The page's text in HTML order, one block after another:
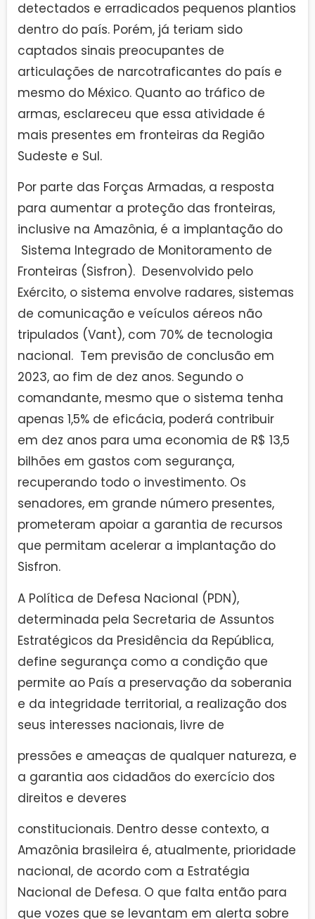
detectados e erradicados pequenos plantios
dentro do país. Porém, já teriam sido
captados sinais preocupantes de
articulações de narcotraficantes do país e
mesmo do México. Quanto ao tráfico de
armas, esclareceu que essa atividade é
mais presentes em fronteiras da Região
Sudeste e Sul.
Por parte das Forças Armadas, a resposta
para aumentar a proteção das fronteiras,
inclusive na Amazônia, é a implantação do
Sistema Integrado de Monitoramento de
Fronteiras (Sisfron). Desenvolvido pelo
Exército, o sistema envolve radares, sistemas
de comunicação e veículos aéreos não
tripulados (Vant), com 70% de tecnologia
nacional. Tem previsão de conclusão em
2023, ao fim de dez anos. Segundo o
comandante, mesmo que o sistema tenha
apenas 1,5% de eficácia, poderá contribuir
em dez anos para uma economia de R$ 13,5
bilhões em gastos com segurança,
recuperando todo o investimento. Os
senadores, em grande número presentes,
prometeram apoiar a garantia de recursos
que permitam acelerar a implantação do
Sisfron.
A Política de Defesa Nacional (PDN),
determinada pela Secretaria de Assuntos
Estratégicos da Presidência da República,
define segurança como a condição que
permite ao País a preservação da soberania
e da integridade territorial, a realização dos
seus interesses nacionais, livre de
pressões e ameaças de qualquer natureza, e
a garantia aos cidadãos do exercício dos
direitos e deveres
constitucionais. Dentro desse contexto, a
Amazônia brasileira é, atualmente, prioridade
nacional, de acordo com a Estratégia
Nacional de Defesa. O que falta então para
que vozes que se levantam em alerta sobre